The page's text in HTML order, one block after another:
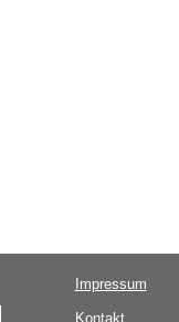
Impressum
Kontakt